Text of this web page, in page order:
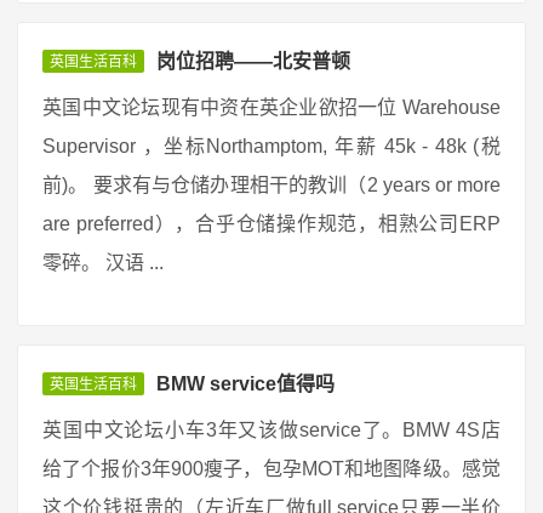
英国生活百科 岗位招聘——北安普顿
英国中文论坛现有中资在英企业欲招一位 Warehouse
Supervisor ，坐标Northamptom, 年薪 45k - 48k (税
前)。 要求有与仓储办理相干的教训（2 years or more
are preferred），合乎仓储操作规范，相熟公司ERP
零碎。 汉语 ...
英国生活百科 BMW service值得吗
英国中文论坛小车3年又该做service了。BMW 4S店
给了个报价3年900瘦子，包孕MOT和地图降级。感觉
这个价钱挺贵的（左近车厂做full service只要一半价